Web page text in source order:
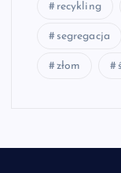
recykling
segregacja
złom